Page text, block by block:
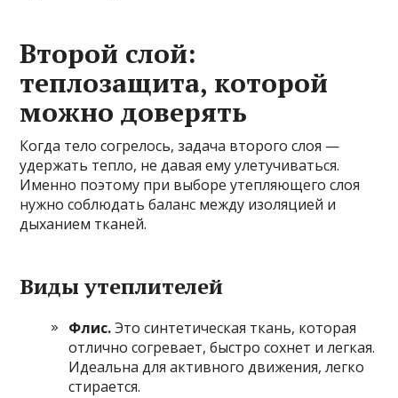
Второй слой:
теплозащита, которой
можно доверять
Когда тело согрелось, задача второго слоя —
удержать тепло, не давая ему улетучиваться.
Именно поэтому при выборе утепляющего слоя
нужно соблюдать баланс между изоляцией и
дыханием тканей.
Виды утеплителей
Флис.Это синтетическая ткань, которая
отлично согревает, быстро сохнет и легкая.
Идеальна для активного движения, легко
стирается.